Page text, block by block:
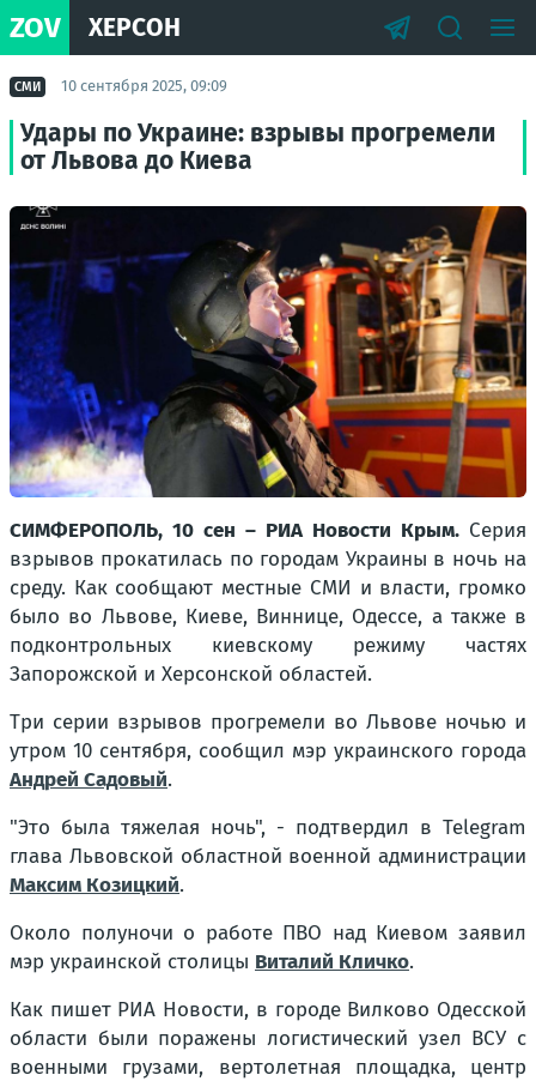
ZOV ХЕРСОН
СМИ 10 сентября 2025, 09:09
Удары по Украине: взрывы прогремели
от Львова до Киева
СИМФЕРОПОЛЬ, 10 сен – РИА Новости Крым. Серия
взрывов прокатилась по городам Украины в ночь на
среду. Как сообщают местные СМИ и власти, громко
было во Львове, Киеве, Виннице, Одессе, а также в
подконтрольных киевскому режиму частях
Запорожской и Херсонской областей.
Три серии взрывов прогремели во Львове ночью и
утром 10 сентября, сообщил мэр украинского города
Андрей Садовый.
"Это была тяжелая ночь", - подтвердил в Telegram
глава Львовской областной военной администрации
Максим Козицкий.
Около полуночи о работе ПВО над Киевом заявил
мэр украинской столицы Виталий Кличко.
Как пишет РИА Новости, в городе Вилково Одесской
области были поражены логистический узел ВСУ с
военными грузами, вертолетная площадка, центр